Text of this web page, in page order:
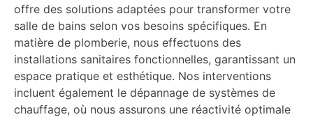
offre des solutions adaptées pour transformer votre
salle de bains selon vos besoins spécifiques. En
matière de plomberie, nous effectuons des
installations sanitaires fonctionnelles, garantissant un
espace pratique et esthétique. Nos interventions
incluent également le dépannage de systèmes de
chauffage, où nous assurons une réactivité optimale